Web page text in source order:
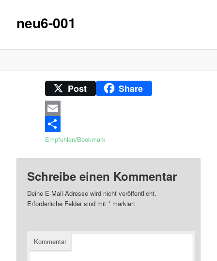
neu6-001
Post Share
Email
Empfehlen/Bookmark
Schreibe einen Kommentar
Deine E-Mail-Adresse wird nicht veröffentlicht.
Erforderliche Felder sind mit* markiert
Kommentar